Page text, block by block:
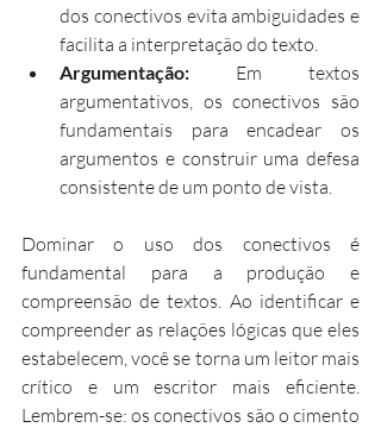
dos conectivos evita ambiguidades e
facilita a interpretação do texto.
Argumentação: Em textos
argumentativos, os conectivos são
fundamentais para encadear os
argumentos e construir uma defesa
consistente de um ponto de vista.
Dominar o uso dos conectivos é
fundamental para a produção e
compreensão de textos. Ao identificar e
compreender as relações lógicas que eles
estabelecem, você se torna um leitor mais
crítico e um escritor mais eficiente.
Lembrem-se: os conectivos são o cimento